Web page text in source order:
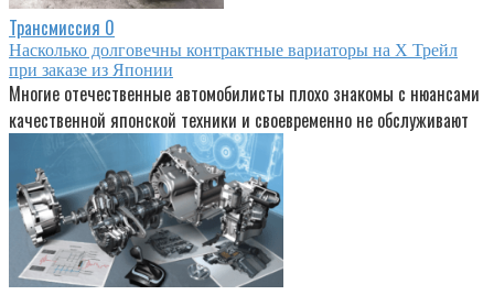
Трансмиссия 0
Насколько долговечны контрактные вариаторы на Х Трейл
при заказе из Японии
Многие отечественные автомобилисты плохо знакомы с нюансами
качественной японской техники и своевременно не обслуживают